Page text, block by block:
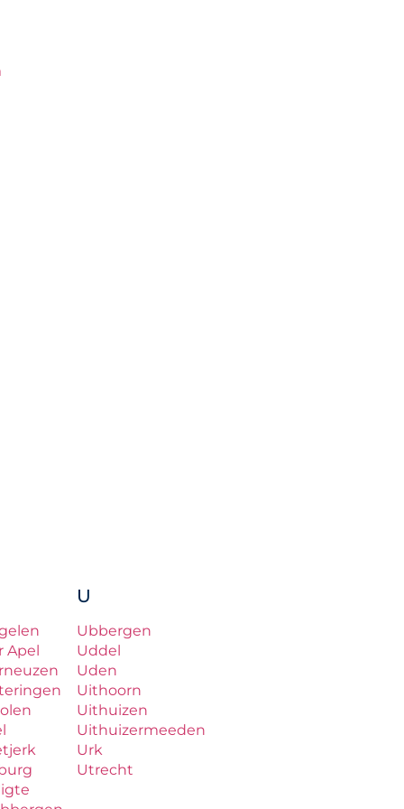
Apel
U
Ubbergen
Uddel
Uden
Uithoorn
Uithuizen
Uithuizermeeden
Urk
Utrecht